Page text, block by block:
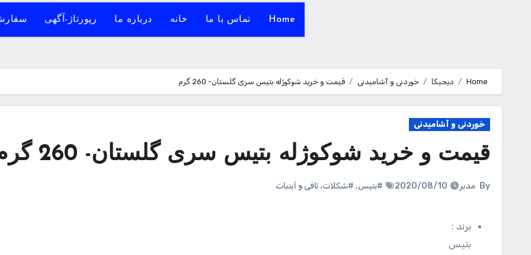
Home تماس با ما خانه درباره ما رپورتاژ-آگهی
Home دیجیکا خوردنی و آشامیدنی قیمت و خرید شوکوژله بتیس سری گلستان- 260 گرم
خوردنی و آشامیدنی
قیمت و خرید شوکوژله بتیس سری گلستان- 260 گرم
By مدیر 2020/08/10 #بتیس, #شکلات، تافی و آبنبات
برند :
بتیس